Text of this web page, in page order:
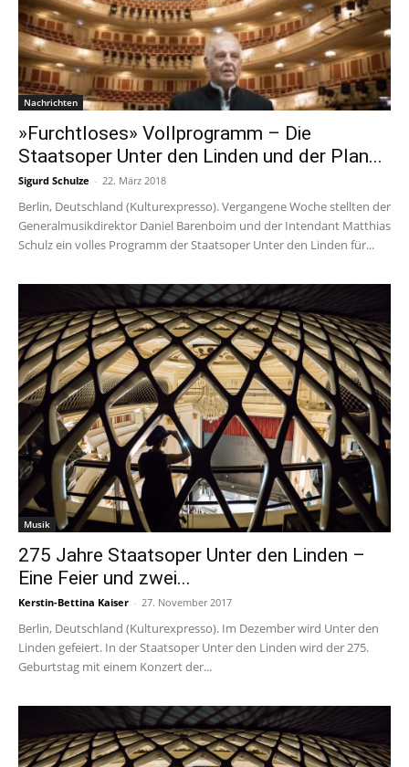
Nachrichten
»Furchtloses» Vollprogramm – Die
Staatsoper Unter den Linden und der Plan...
Sigurd Schulze - 22. März 2018
Berlin, Deutschland (Kulturexpresso). Vergangene Woche stellten der
Generalmusikdirektor Daniel Barenboim und der Intendant Matthias
Schulz ein volles Programm der Staatsoper Unter den Linden für...
Musik
275 Jahre Staatsoper Unter den Linden –
Eine Feier und zwei...
Kerstin-Bettina Kaiser - 27. November 2017
Berlin, Deutschland (Kulturexpresso). Im Dezember wird Unter den
Linden gefeiert. In der Staatsoper Unter den Linden wird der 275.
Geburtstag mit einem Konzert der...